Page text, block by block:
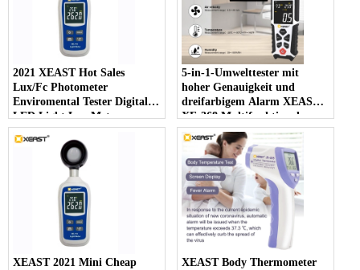
2021 XEAST Hot Sales
Lux/Fc Photometer
Enviromental Tester Digital
LED Light Lux Meter
Photography Illuminom XE-
113
5-in-1-Umwelttester mit
hoher Genauigkeit und
dreifarbigem Alarm XEAST
XE-368 Multifunktionales
Handmessgerät
XEAST 2021 Mini Cheap
XEAST Body Thermometer